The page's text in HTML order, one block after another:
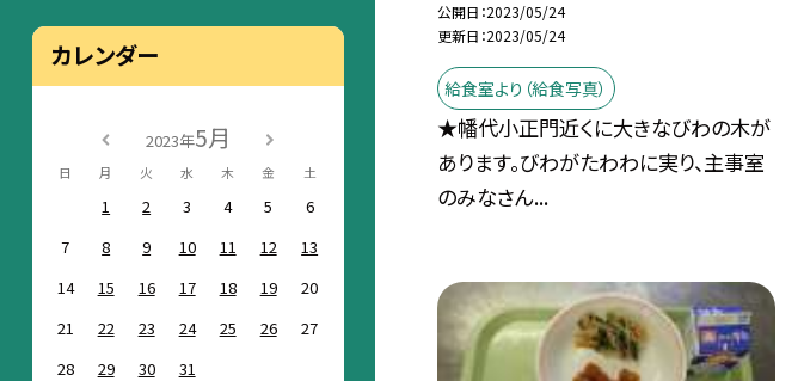
公開日 2023/05/24
更新日 2023/05/24
給食室より（給食写真）
★幡代小正門近くに大きなびわの木が
あります。びわがたわわに実り、主事室
のみなさん...
カレンダー
2023年5月
日 月 火 水 木 金 土
1 2 3 4 5
6
7
8 9 10 11 12
13
14
15 16 17 18 19
20
21
22 23 24 25 26
27
28
29 30 31